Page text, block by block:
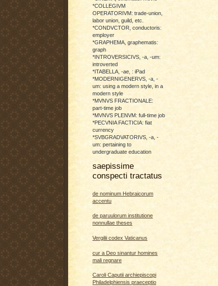
*COLLEGIVM
OPERATORIVM: trade-union,
labor union, guild, etc.
*CONDVCTOR, conductoris:
employer
*GRAPHEMA, graphematis:
graph
*INTROVERSICIVS, -a, -um:
introverted
*ITABELLA, -ae, : iPad
*MODERNIGENERVS, -a, -
um: using a modern style, in a
modern style
*MVNVS FRACTIONALE:
part-time job
*MVNVS PLENVM: full-time job
*PECVNIA FACTICIA: fiat
currency
*SVBGRADVATORIVS, -a, -
um: pertaining to
undergraduate education
saepissime
conspecti tractatus
de nominum Hebraicorum
accentu
de paruulorum institutione
nonnullae theses
Vergilii codex Vaticanus
cur a Deo sinantur homines
mali regnare
Caroli Caputii archiepiscopi
Philadelphiensis praeceptio